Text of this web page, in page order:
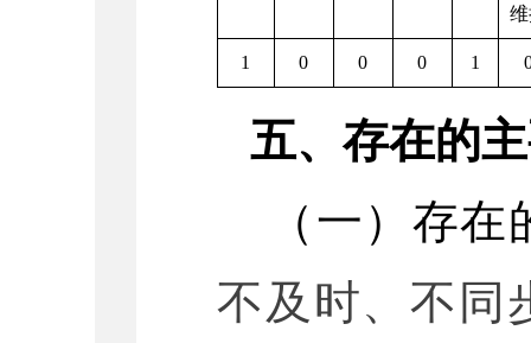
1 0 0 0 1
五、存在的
（一） 存在
不及时、不同